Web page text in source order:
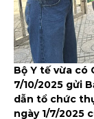
Bộ Y tế vừa có
7/10/2025 gửi
dẫn tổ chức
ngày 1/7/2025